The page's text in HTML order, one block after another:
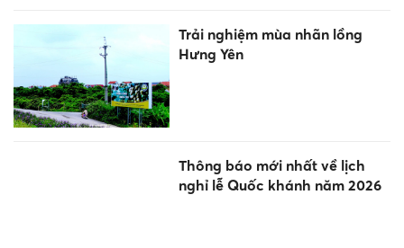
Trải nghiệm mùa nhãn lồng
Hưng Yên
Thông báo mới nhất về lịch
nghỉ lễ Quốc khánh năm 2026